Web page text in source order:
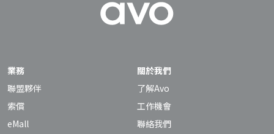
業務
聯盟夥伴
索償
eMall
關於我們
了解Avo
工作機會
聯絡我們